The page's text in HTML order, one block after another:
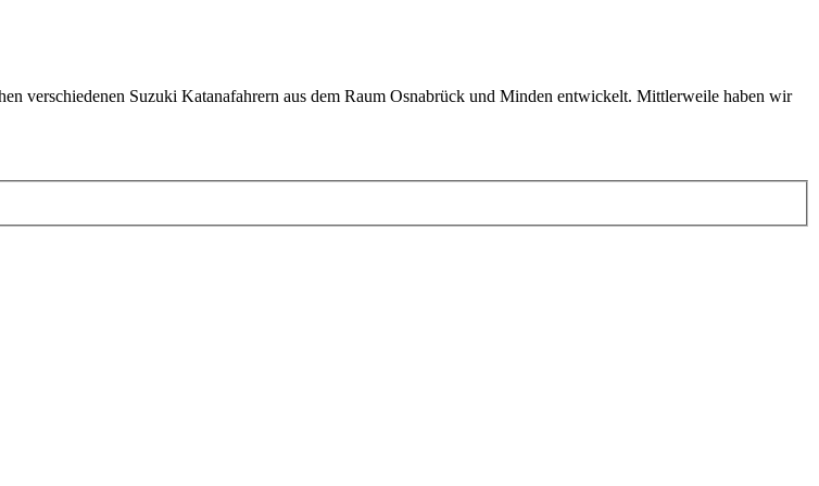
verschiedenen Suzuki Katanafahrern aus dem Raum Osnabrück und Minden entwickelt. Mittlerweile haben wir